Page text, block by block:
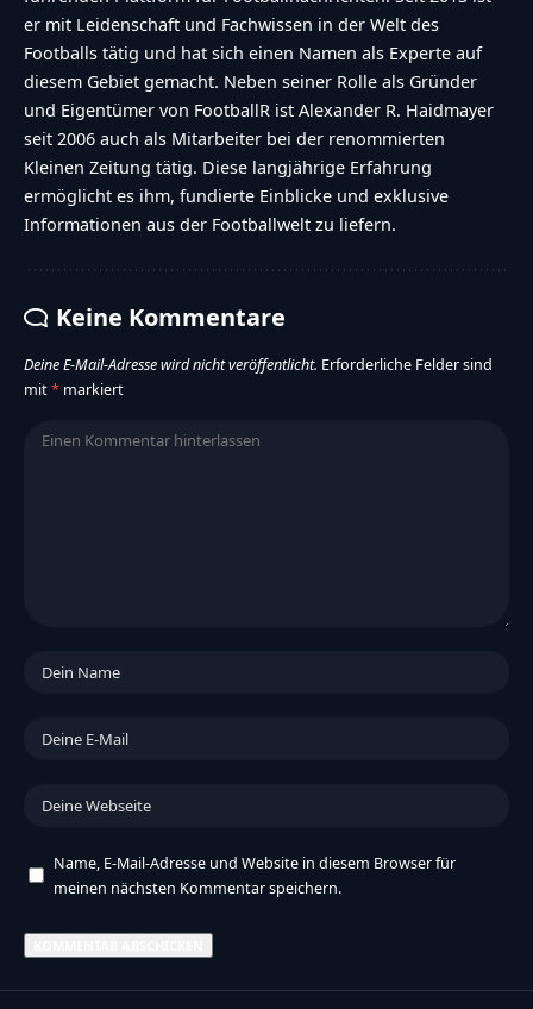
er mit Leidenschaft und Fachwissen in der Welt des
Footballs tätig und hat sich einen Namen als Experte auf
diesem Gebiet gemacht. Neben seiner Rolle als Gründer
und Eigentümer von FootballR ist Alexander R. Haidmayer
seit 2006 auch als Mitarbeiter bei der renommierten
Kleinen Zeitung tätig. Diese langjährige Erfahrung
ermöglicht es ihm, fundierte Einblicke und exklusive
Informationen aus der Footballwelt zu liefern.
Keine Kommentare
Deine E-Mail-Adresse wird nicht veröffentlicht. Erforderliche Felder sind
mit* markiert
Name, E-Mail-Adresse und Website in diesem Browser für
meinen nächsten Kommentar speichern.